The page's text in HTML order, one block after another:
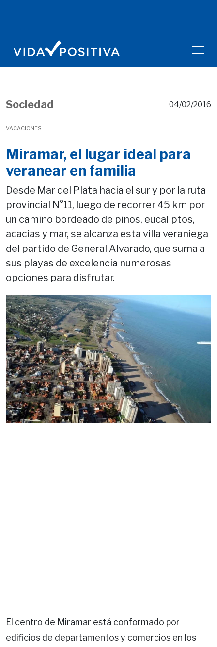
Sociedad
VACACIONES
04/02/2016
Miramar, el lugar ideal para
veranear en familia
Desde Mar del Plata hacia el sur y por la ruta
provincial N°11, luego de recorrer 45 km por
un camino bordeado de pinos, eucaliptos,
acacias y mar, se alcanza esta villa veraniega
del partido de General Alvarado, que suma a
sus playas de excelencia numerosas
opciones para disfrutar.
El centro de Miramar está conformado por
edificios de departamentos y comercios en los